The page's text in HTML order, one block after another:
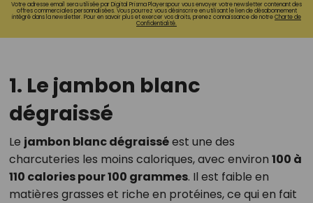
Votre adresse email sera utilisée par Digital Prisma Playerspour vous envoyer votre newsletter contenant des
offres commerciales personnalisées. Vous pourrez vous désinscrire en utilisant le lien de désabonnement
intégré dans la newsletter. Pour en savoir plus et exercer vos droits, prenez connaissance de notreCharte de
Confidentialité.
1. Le jambon blanc
dégraissé
Le jambon blanc dégraisséest une des
charcuteries les moins caloriques, avec environ 100 à
110 calories pour 100 grammes. Il est faible en
matières grasses et riche en protéines, ce qui en fait